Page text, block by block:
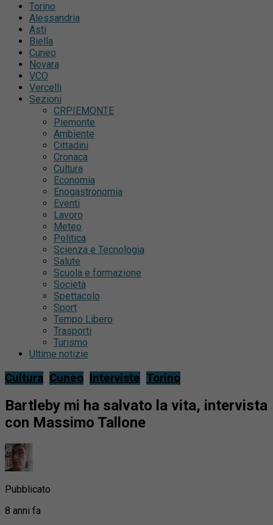
Torino
Alessandria
Asti
Biella
Cuneo
Novara
VCO
Vercelli
Sezioni
CRPIEMONTE
Piemonte
Ambiente
Cittadini
Cronaca
Cultura
Economia
Enogastronomia
Eventi
Lavoro
Meteo
Politica
Scienza e Tecnologia
Salute
Scuola e formazione
Società
Spettacolo
Sport
Tempo Libero
Trasporti
Turismo
Ultime notizie
Cultura Cuneo Interviste Torino
Bartleby mi ha salvato la vita, intervista
con Massimo Tallone
Pubblicato
8 anni fa